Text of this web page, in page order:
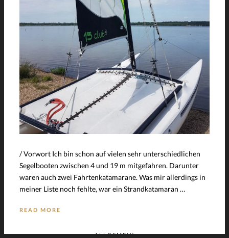
/ Vorwort Ich bin schon auf vielen sehr unterschiedlichen
Segelbooten zwischen 4 und 19 m mitgefahren. Darunter
waren auch zwei Fahrtenkatamarane. Was mir allerdings in
meiner Liste noch fehlte, war ein Strandkatamaran …
READ MORE
ALLGEMEIN